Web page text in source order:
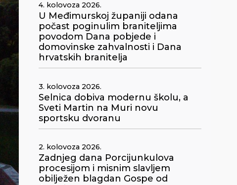
4. kolovoza 2026.
U Međimurskoj županiji odana
počast poginulim braniteljima
povodom Dana pobjede i
domovinske zahvalnosti i Dana
hrvatskih branitelja
3. kolovoza 2026.
Selnica dobiva modernu školu, a
Sveti Martin na Muri novu
sportsku dvoranu
2. kolovoza 2026.
Zadnjeg dana Porcijunkulova
procesijom i misnim slavljem
obilježen blagdan Gospe od